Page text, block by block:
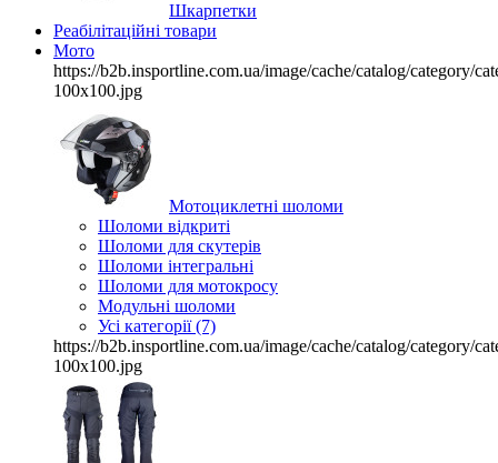
Шкарпетки
Реабілітаційні товари
Мото
https://b2b.insportline.com.ua/image/cache/catalog/category/
100x100.jpg
Мотоциклетні шоломи
Шоломи відкриті
Шоломи для скутерів
Шоломи інтегральні
Шоломи для мотокросу
Модульні шоломи
Усі категорії (7)
https://b2b.insportline.com.ua/image/cache/catalog/category/
100x100.jpg